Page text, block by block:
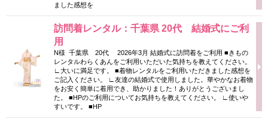
ました感想を
訪問着レンタル：千葉県 20代 結婚式にご利
用
N様 千葉県 20代 2026年3月 結婚式に訪問着をご利用 ■きもの
レンタルわらくあんをご利用いただいた気持ちを教えてください。
∟大いに満足です。 ■着物レンタルをご利用いただきました感想を
ご記入ください。 ∟友達の結婚式で使用しました。華やかなお着物
をお安く簡単に着用でき、助かりました！ありがとうございまし
た。 ■HPのご利用についてお気持ちを教えてください。 ∟使いや
すいです。 ■HP